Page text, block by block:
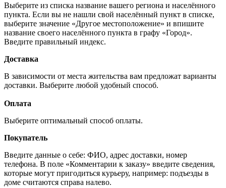
Выберите из списка название вашего региона и населённого
пункта. Если вы не нашли свой населённый пункт в списке,
выберите значение «Другое местоположение» и впишите
название своего населённого пункта в графу «Город».
Введите правильный индекс.
Доставка
В зависимости от места жительства вам предложат варианты
доставки. Выберите любой удобный способ.
Оплата
Выберите оптимальный способ оплаты.
Покупатель
Введите данные о себе: ФИО, адрес доставки, номер
телефона. В поле «Комментарии к заказу» введите сведения,
которые могут пригодиться курьеру, например: подъезды в
доме считаются справа налево.